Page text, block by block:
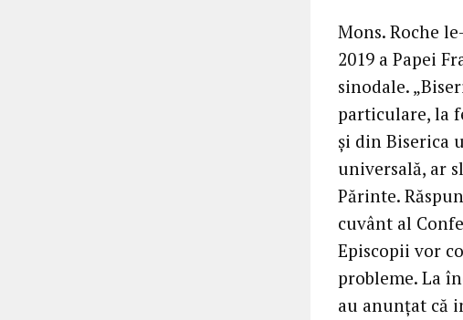
Mons. Roche
2019 a Papei
sinodale.
particulare, la
și din Biserica
universală, ar
Părinte.
cuvânt al
Episcopii vor
probleme. La
au anunțat că